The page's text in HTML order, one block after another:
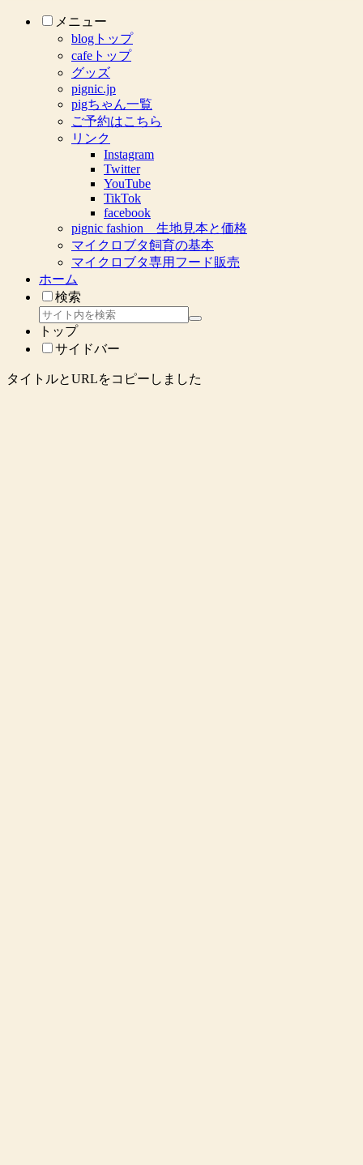
メニュー
blogトップ
cafeトップ
グッズ
pignic.jp
pigちゃん一覧
ご予約はこちら
リンク
Instagram
Twitter
YouTube
TikTok
facebook
pignic fashion 生地見本と価格
マイクロブタ飼育の基本
マイクロブタ専用フード販売
ホーム
検索
トップ
サイドバー
タイトルとURLをコピーしました